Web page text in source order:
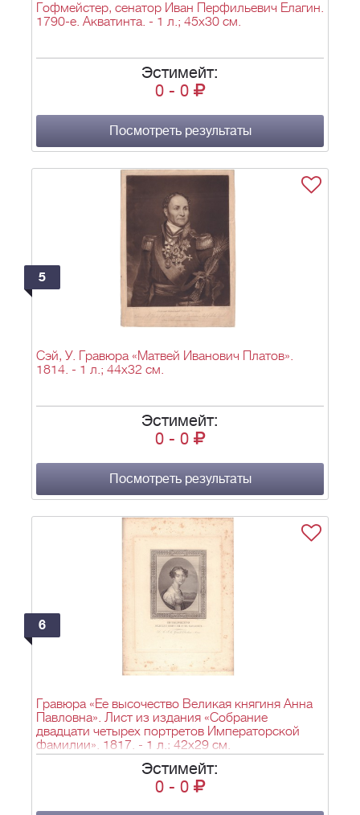
Гофмейстер, сенатор Иван Перфильевич Елагин.
1790-е. Акватинта. - 1 л.; 45х30 см.
Эстимейт:
0 - 0
Посмотреть результаты
5
Сэй, У. Гравюра «Матвей Иванович Платов».
1814. - 1 л.; 44х32 см.
Эстимейт:
0 - 0
Посмотреть результаты
6
Гравюра «Ее высочество Великая княгиня Анна
Павловна». Лист из издания «Собрание
двадцати четырех портретов Императорской
фамилии». 1817. - 1 л.; 42х29 см.
Эстимейт:
0 - 0